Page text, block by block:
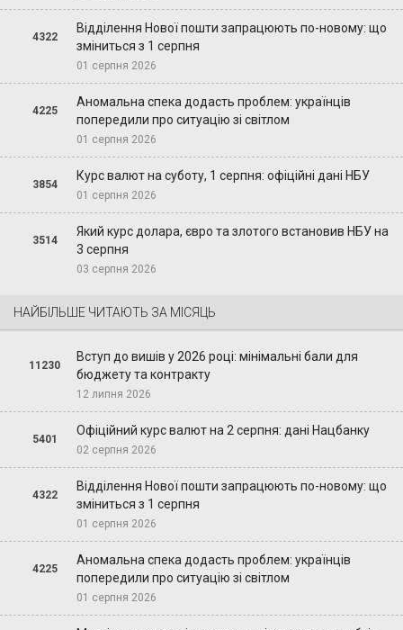
4322
Відділення Нової пошти запрацюють по-новому: що
зміниться з 1 серпня
01 серпня 2026
4225
Аномальна спека додасть проблем: українців
попередили про ситуацію зі світлом
01 серпня 2026
3854
Курс валют на суботу, 1 серпня: офіційні дані НБУ
01 серпня 2026
3514
Який курс долара, євро та злотого встановив НБУ на
3 серпня
03 серпня 2026
НАЙБІЛЬШЕ ЧИТАЮТЬ ЗА МІСЯЦЬ
11230
Вступ до вишів у 2026 році: мінімальні бали для
бюджету та контракту
12 липня 2026
5401
Офіційний курс валют на 2 серпня: дані Нацбанку
02 серпня 2026
4322
Відділення Нової пошти запрацюють по-новому: що
зміниться з 1 серпня
01 серпня 2026
4225
Аномальна спека додасть проблем: українців
попередили про ситуацію зі світлом
01 серпня 2026